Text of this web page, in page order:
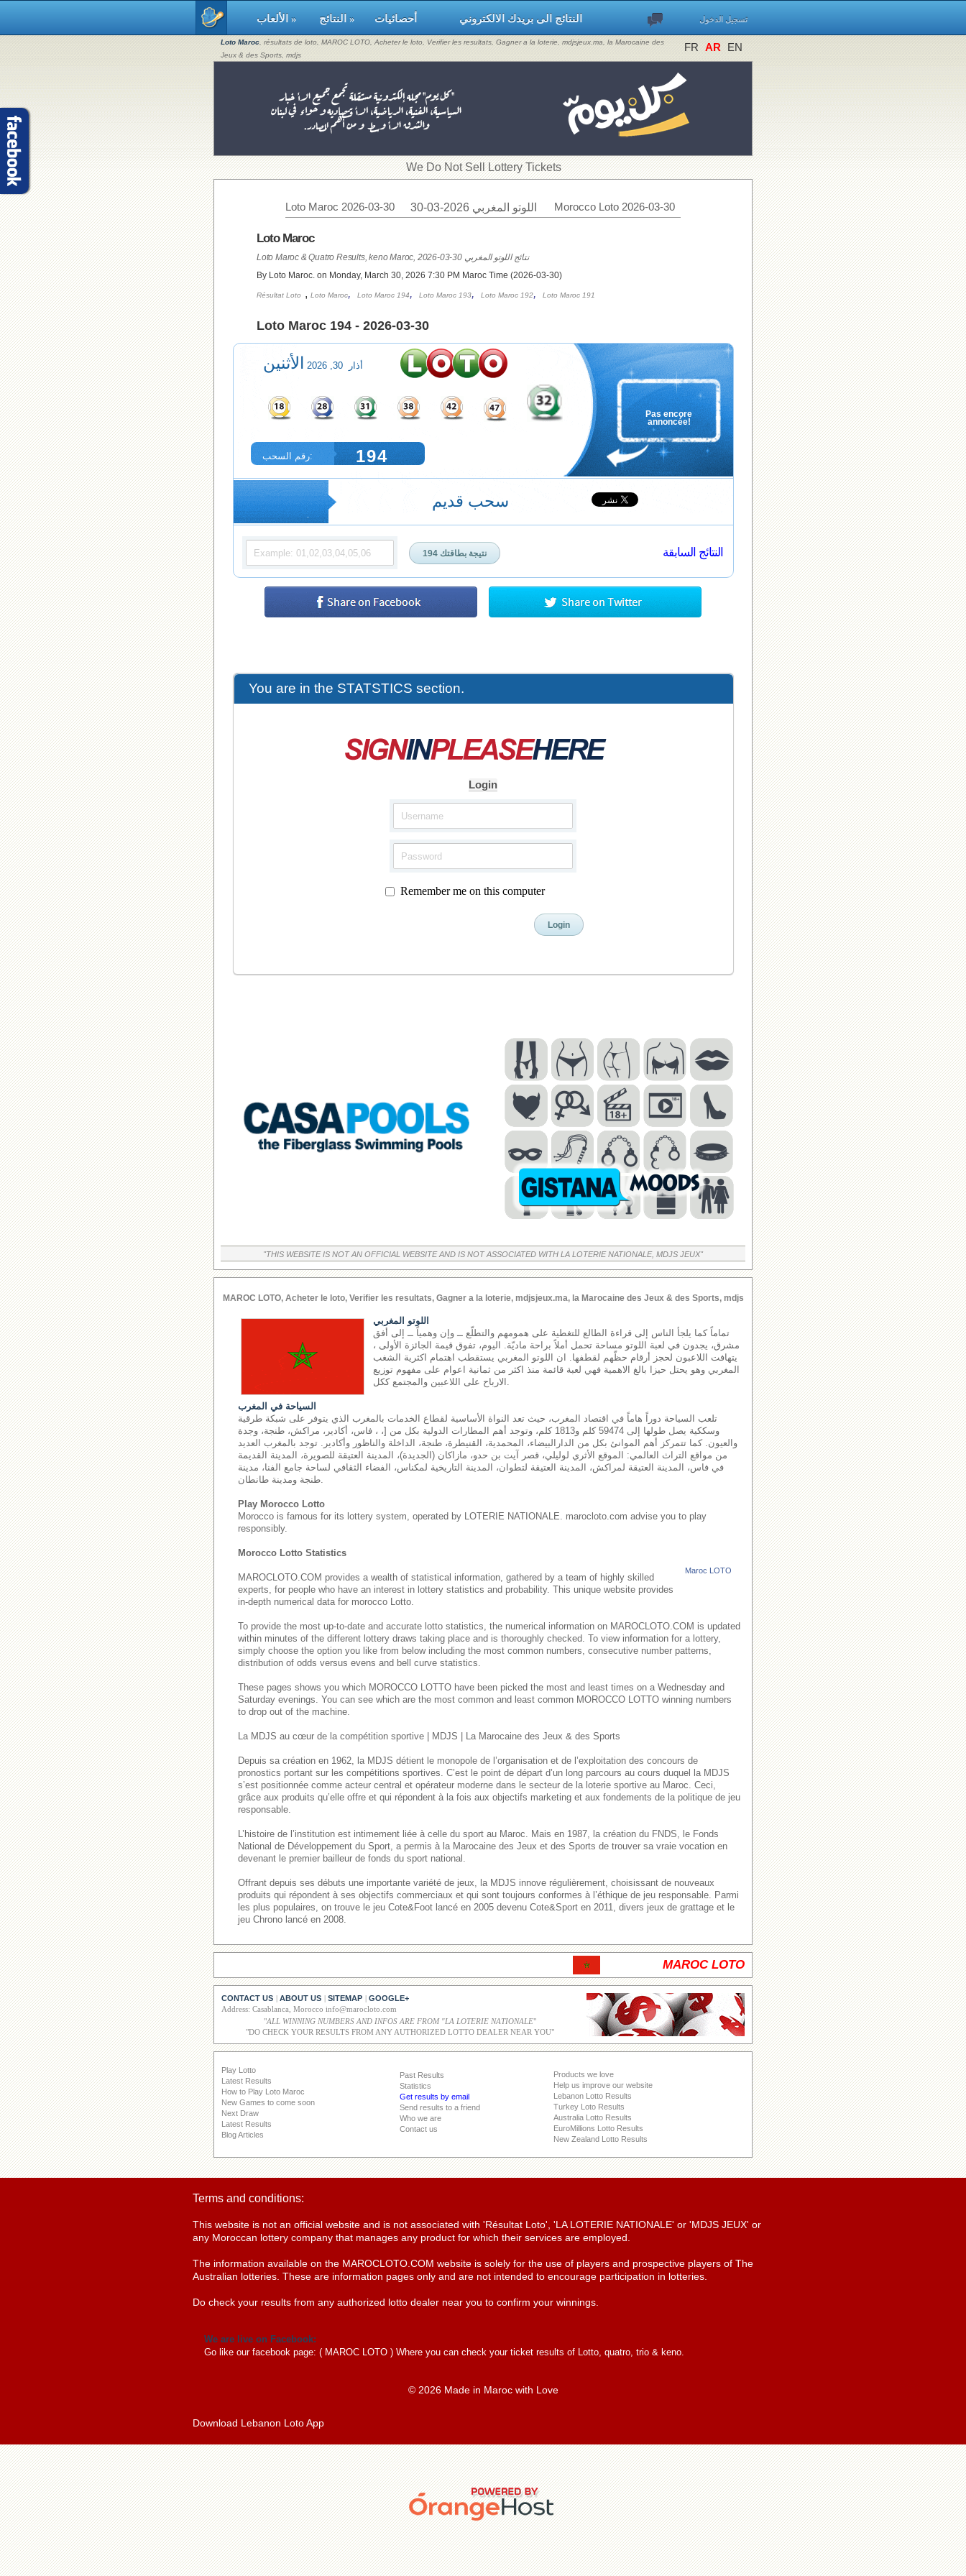
الألعاب » النتائج » النتائج الى بريدك الالكتروني تسجيل الدخول
Loto Maroc , résultats de loto, MAROC LOTO, Acheter le loto, Verifier les resultats, Gagner a la loterie, mdjsjeux.ma, la Marocaine des
Jeux & des Sports, mdjs
FR AR EN
​We Do Not Sell Lottery Tickets
Loto Maroc 2026-03-30 اللوتو المغربي 2026-03-30 Morocco Loto 2026-03-30
Loto Maroc
Loto Maroc & Quatro Results, keno Maroc, 2026-03-30 نتائج اللوتو المغربي
By Loto Maroc. on Monday, March 30, 2026 7:30 PM Maroc Time (2026-03-30)
Résultat Loto , Loto Maroc, Loto Maroc 194, Loto Maroc 193, Loto Maroc 192, Loto Maroc 191
Loto Maroc 194 - 2026-03-30
أذار 30, 2026 الأثنين
Pas encore
annoncée!
رقم السحب: 194
سحب قديم
النتائج السابقة
You are in the STATSTICS section.
Login
Remember me on this computer
"THIS WEBSITE IS NOT AN OFFICIAL WEBSITE AND IS NOT ASSOCIATED WITH LA LOTERIE NATIONALE, MDJS JEUX"
MAROC LOTO, Acheter le loto, Verifier les resultats, Gagner a la loterie, mdjsjeux.ma, la Marocaine des Jeux & des Sports, mdjs
اللوتو المغربي
تماماً كما يلجأ الناس إلى قراءة الطالع للتغطية على همومهم والتطلّع ــ وإن وهمياً ــ إلى أفق
مشرق، يجدون في لعبة اللوتو مساحة تحمل أملاً براحة ماديّة. اليوم، تفوق قيمة الجائزة الأولى ،
يتهافت اللاعبون لحجز أرقام حظّهم لقطفها. ان اللوتو المغربي يستقطب اهتمام اكثرية الشغب
المغربي وهو يحتل حيزا بالغ الاهمية فهي لعبة قائمة منذ اكثر من ثمانية اعوام على مفهوم توزيع
الارباح على اللاعبين والمجتمع ككل.
السياحة في المغرب
تلعب السياحة دوراً هاماً في اقتصاد المغرب، حيث تعد النواة الأساسية لقطاع الخدمات بالمغرب الذي يتوفر على شبكة طرقية
وسككية يصل طولها إلى 59474 كلم و1813 كلم، وتوجد أهم المطارات الدولية بكل من [، ، فاس، أكادير، مراكش، طنجة، وجدة
والعيون. كما تتمركز أهم الموانئ بكل من الدارالبيضاء، المحمدية، القنيطرة، طنجة، الداخلة والناظور وأكادير. توجد بالمغرب العديد
من مواقع التراث العالمي: الموقع الأثري لوليلي، قصر آيت بن حدو، مازاكان (الجديدة)، المدينة العتيقة للصويرة، المدينة القديمة
في فاس، المدينة العتيقة لمراكش، المدينة العتيقة لتطوان، المدينة التاريخية لمكناس، الفضاء الثقافي لساحة جامع الفنا، مدينة
طنجة ومدينة طانطان.
Play Morocco Lotto
Morocco is famous for its lottery system, operated by LOTERIE NATIONALE. marocloto.com advise you to play
responsibly.
Morocco Lotto Statistics
Maroc LOTO
MAROCLOTO.COM provides a wealth of statistical information, gathered by a team of highly skilled
experts, for people who have an interest in lottery statistics and probability. This unique website provides
in-depth numerical data for morocco Lotto.
To provide the most up-to-date and accurate lotto statistics, the numerical information on MAROCLOTO.COM is updated
within minutes of the different lottery draws taking place and is thoroughly checked. To view information for a lottery,
simply choose the option you like from below including the most common numbers, consecutive number patterns,
distribution of odds versus evens and bell curve statistics.
These pages shows you which MOROCCO LOTTO have been picked the most and least times on a Wednesday and
Saturday evenings. You can see which are the most common and least common MOROCCO LOTTO winning numbers
to drop out of the machine.
La MDJS au cœur de la compétition sportive | MDJS | La Marocaine des Jeux & des Sports
Depuis sa création en 1962, la MDJS détient le monopole de l’organisation et de l’exploitation des concours de
pronostics portant sur les compétitions sportives. C’est le point de départ d’un long parcours au cours duquel la MDJS
s’est positionnée comme acteur central et opérateur moderne dans le secteur de la loterie sportive au Maroc. Ceci,
grâce aux produits qu’elle offre et qui répondent à la fois aux objectifs marketing et aux fondements de la politique de jeu
responsable.
L’histoire de l’institution est intimement liée à celle du sport au Maroc. Mais en 1987, la création du FNDS, le Fonds
National de Développement du Sport, a permis à la Marocaine des Jeux et des Sports de trouver sa vraie vocation en
devenant le premier bailleur de fonds du sport national.
Offrant depuis ses débuts une importante variété de jeux, la MDJS innove régulièrement, choisissant de nouveaux
produits qui répondent à ses objectifs commerciaux et qui sont toujours conformes à l’éthique de jeu responsable. Parmi
les plus populaires, on trouve le jeu Cote&Foot lancé en 2005 devenu Cote&Sport en 2011, divers jeux de grattage et le
jeu Chrono lancé en 2008.
MAROC LOTO
CONTACT US ABOUT US SITEMAP GOOGLE+
Address: Casablanca, Morocco info@marocloto.com
"ALL WINNING NUMBERS AND INFOS ARE FROM "LA LOTERIE NATIONALE"
"DO CHECK YOUR RESULTS FROM ANY AUTHORIZED LOTTO DEALER NEAR YOU"
Play Lotto
Latest Results
How to Play Loto Maroc
New Games to come soon
Next Draw
Latest Results
Blog Articles
Past Results
Statistics
Get results by email
Send results to a friend
Who we are
Contact us
Products we love
Help us improve our website
Lebanon Lotto Results
Turkey Loto Results
Australia Lotto Results
EuroMillions Lotto Results
New Zealand Lotto Results
Terms and conditions:
This website is not an official website and is not associated with 'Résultat Loto', 'LA LOTERIE NATIONALE' or 'MDJS JEUX' or
any Moroccan lottery company that manages any product for which their services are employed.
The information available on the MAROCLOTO.COM website is solely for the use of players and prospective players of The
Australian lotteries. These are information pages only and are not intended to encourage participation in lotteries.
Do check your results from any authorized lotto dealer near you to confirm your winnings.
We are live on Facebook:
Go like our facebook page: ( MAROC LOTO ) Where you can check your ticket results of Lotto, quatro, trio & keno.
© 2026 Made in Maroc with Love
Download Lebanon Loto App